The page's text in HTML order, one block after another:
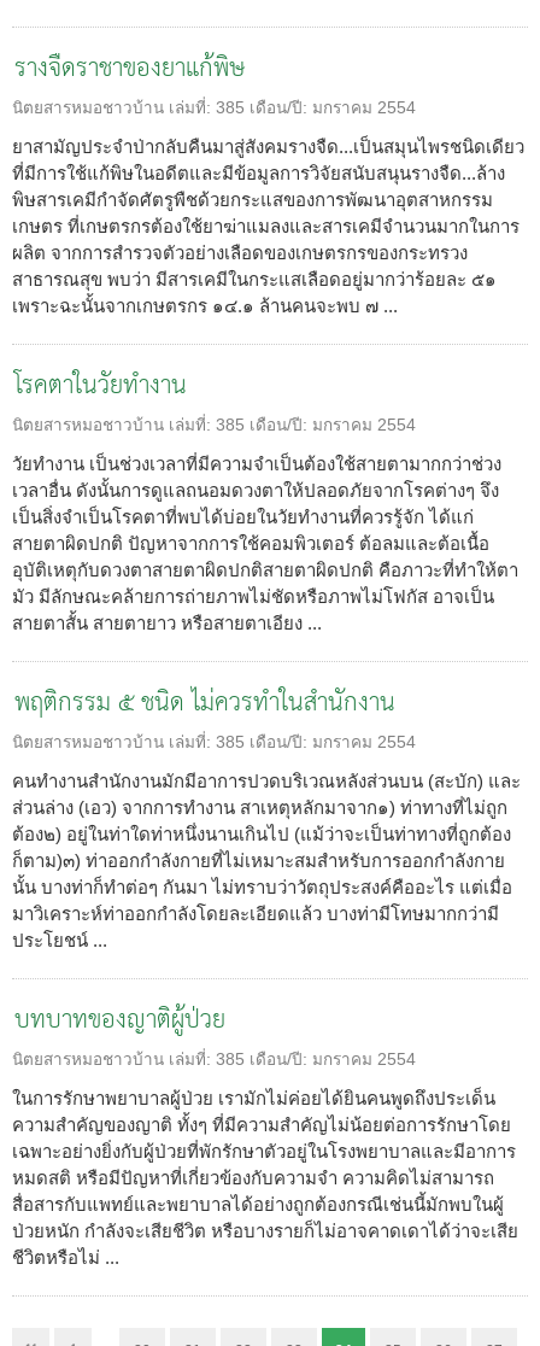
รางจืดราชาของยาแก้พิษ
นิตยสารหมอชาวบ้าน เล่มที่: 385 เดือน/ปี: มกราคม 2554
ยาสามัญประจำป่ากลับคืนมาสู่สังคมรางจืด...เป็นสมุนไพรชนิดเดียว
ที่มีการใช้แก้พิษในอดีตและมีข้อมูลการวิจัยสนับสนุนรางจืด...ล้าง
พิษสารเคมีกำจัดศัตรูพืชด้วยกระแสของการพัฒนาอุตสาหกรรม
เกษตร ที่เกษตรกรต้องใช้ยาฆ่าแมลงและสารเคมีจำนวนมากในการ
ผลิต จากการสำรวจตัวอย่างเลือดของเกษตรกรของกระทรวง
สาธารณสุข พบว่า มีสารเคมีในกระแสเลือดอยู่มากว่าร้อยละ ๕๑
เพราะฉะนั้นจากเกษตรกร ๑๔.๑ ล้านคนจะพบ ๗ ...
โรคตาในวัยทำงาน
นิตยสารหมอชาวบ้าน เล่มที่: 385 เดือน/ปี: มกราคม 2554
วัยทำงาน เป็นช่วงเวลาที่มีความจำเป็นต้องใช้สายตามากกว่าช่วง
เวลาอื่น ดังนั้นการดูแลถนอมดวงตาให้ปลอดภัยจากโรคต่างๆ จึง
เป็นสิ่งจำเป็นโรคตาที่พบได้บ่อยในวัยทำงานที่ควรรู้จัก ได้แก่
สายตาผิดปกติ ปัญหาจากการใช้คอมพิวเตอร์ ต้อลมและต้อเนื้อ
อุบัติเหตุกับดวงตาสายตาผิดปกติสายตาผิดปกติ คือภาวะที่ทำให้ตา
มัว มีลักษณะคล้ายการถ่ายภาพไม่ชัดหรือภาพไม่โฟกัส อาจเป็น
สายตาสั้น สายตายาว หรือสายตาเอียง ...
พฤติกรรม ๕ ชนิด ไม่ควรทำในสำนักงาน
นิตยสารหมอชาวบ้าน เล่มที่: 385 เดือน/ปี: มกราคม 2554
คนทำงานสำนักงานมักมีอาการปวดบริเวณหลังส่วนบน (สะบัก) และ
ส่วนล่าง (เอว) จากการทำงาน สาเหตุหลักมาจาก๑) ท่าทางที่ไม่ถูก
ต้อง๒) อยู่ในท่าใดท่าหนึ่งนานเกินไป (แม้ว่าจะเป็นท่าทางที่ถูกต้อง
ก็ตาม)๓) ท่าออกกำลังกายที่ไม่เหมาะสมสำหรับการออกกำลังกาย
นั้น บางท่าก็ทำต่อๆ กันมา ไม่ทราบว่าวัตถุประสงค์คืออะไร แต่เมื่อ
มาวิเคราะห์ท่าออกกำลังโดยละเอียดแล้ว บางท่ามีโทษมากกว่ามี
ประโยชน์ ...
บทบาทของญาติผู้ป่วย
นิตยสารหมอชาวบ้าน เล่มที่: 385 เดือน/ปี: มกราคม 2554
ในการรักษาพยาบาลผู้ป่วย เรามักไม่ค่อยได้ยินคนพูดถึงประเด็น
ความสำคัญของญาติ ทั้งๆ ที่มีความสำคัญไม่น้อยต่อการรักษาโดย
เฉพาะอย่างยิ่งกับผู้ป่วยที่พักรักษาตัวอยู่ในโรงพยาบาลและมีอาการ
หมดสติ หรือมีปัญหาที่เกี่ยวข้องกับความจำ ความคิดไม่สามารถ
สื่อสารกับแพทย์และพยาบาลได้อย่างถูกต้องกรณีเช่นนี้มักพบในผู้
ป่วยหนัก กำลังจะเสียชีวิต หรือบางรายก็ไม่อาจคาดเดาได้ว่าจะเสีย
ชีวิตหรือไม่ ...